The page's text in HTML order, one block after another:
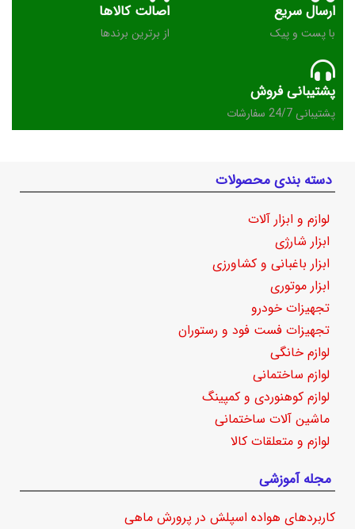
ارسال سریع
با پست و پیک
اصالت کالاها
از برترین برندها
پشتیبانی فروش
پشتیبانی 24/7 سفارشات
دسته بندی محصولات
لوازم و ابزار آلات
ابزار شارژی
ابزار باغبانی و کشاورزی
ابزار موتوری
تجهیزات خودرو
تجهیزات فست فود و رستوران
لوازم خانگی
لوازم ساختمانی
لوازم کوهنوردی و کمپینگ
ماشین آلات ساختمانی
لوازم و متعلقات کالا
مجله آموزشی
کاربردهای هواده اسپلش در پرورش ماهی